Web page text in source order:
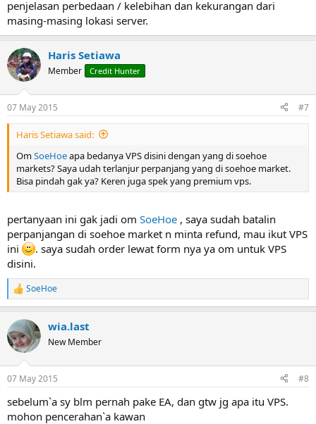
penjelasan perbedaan / kelebihan dan kekurangan dari
masing-masing lokasi server.
Haris Setiawa
Member Credit Hunter
07 May 2015 #7
Haris Setiawa said:
OmSoeHoeapa bedanya VPS disini dengan yang di soehoe
markets? Saya udah terlanjur perpanjang yang di soehoe market.
Bisa pindah gak ya? Keren juga spek yang premium vps.
pertanyaan ini gak jadi om SoeHoe , saya sudah batalin
perpanjangan di soehoe market n minta refund, mau ikut VPS
ini
. saya sudah order lewat form nya ya om untuk VPS
disini.
R
e
c
t
i
s
SoeHoe
wia.last
New Member
07 May 2015 #8
sebelum`a sy blm pernah pake EA, dan gtw jg apa itu VPS.
mohon pencerahan`a kawan